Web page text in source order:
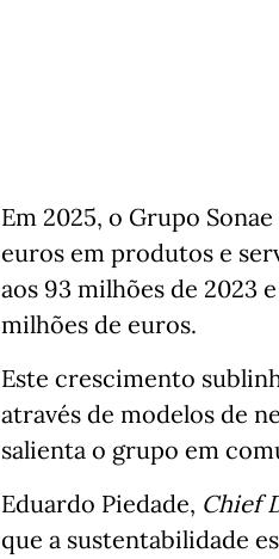
Em 2025, o Grupo
euros em produtos e
aos 93 milhões de 2023
milhões de euros.
Este crescimento
através de modelos de
salienta o grupo em
Eduardo Piedade, Chief
que a sustentabilidade